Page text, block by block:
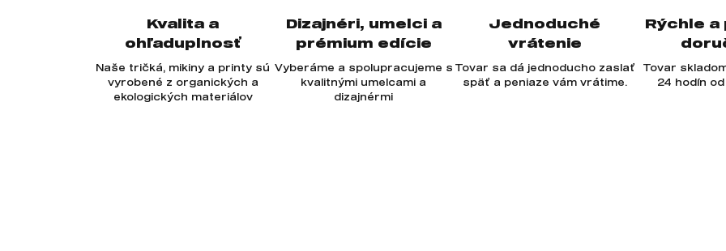
Kvalita a
ohľaduplnosť
Naše tričká, mikiny a printy sú
vyrobené z organických a
ekologických materiálov
Dizajnéri, umelci a
prémium edície
Vyberáme a spolupracujeme s
kvalitnými umelcami a
dizajnérmi
Jednoduché
vrátenie
Tovar sa dá jednoducho zaslať
späť a peniaze vám vrátime.
Rýchle a
Tovar
24 hodín